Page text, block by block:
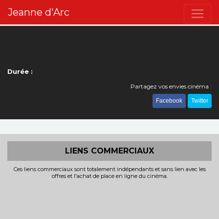
Jeanne d'Arc
Durée :
Partagez vos envies cinéma :
Facebook Twitter
LIENS COMMERCIAUX
Ces liens commerciaux sont totalement indépendants et sans lien avec les
offres et l'achat de place en ligne du cinéma.